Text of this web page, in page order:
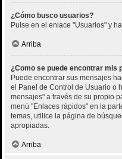
¿Cómo busco usuarios?
Pulse en el enlace "Usuarios" y
Arriba
¿Como se puede encontrar mis
Puede encontrar sus mensajes
el Panel de Control de Usuario o
mensajes" a través de su propio
menú "Enlaces rápidos" en la
temas, utilice la página de
apropiadas.
Arriba